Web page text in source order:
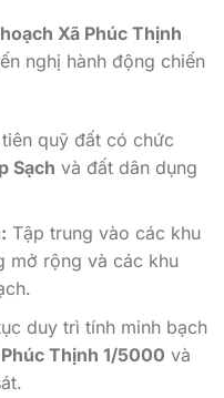
Xã Phúc Thịnh
nghị hành động chiến
quỹ đất có chức
Sạch và đất dân dụng
Tập trung vào các khu
mở rộng và các khu
duy trì tính minh bạch
Thịnh 1/5000 và